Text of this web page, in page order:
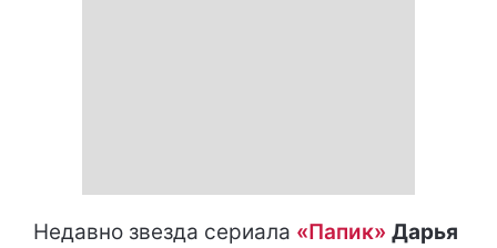
Недавно звезда сериала «Папик» Дарья